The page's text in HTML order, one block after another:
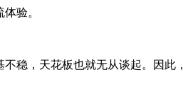
验。
稳，天花板也就无从谈起。因此，